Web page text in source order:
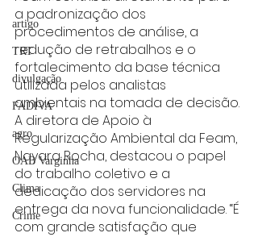
artigo
TRT
divulgação
FADIVA
agro
OAB Varginha
Clima
Crime
a padronização dos
procedimentos de análise, a
redução de retrabalhos e o
fortalecimento da base técnica
utilizada pelos analistas
ambientais na tomada de decisão.
A diretora de Apoio à
Regularização Ambiental da Feam,
Nayara Rocha, destacou o papel
do trabalho coletivo e a
dedicação dos servidores na
entrega da nova funcionalidade. “É
com grande satisfação que